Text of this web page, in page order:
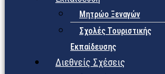
Μητρώο Ξεναγών
Σχολές Τουριστικής
Εκπαίδευσης
Διεθνείς Σχέσεις